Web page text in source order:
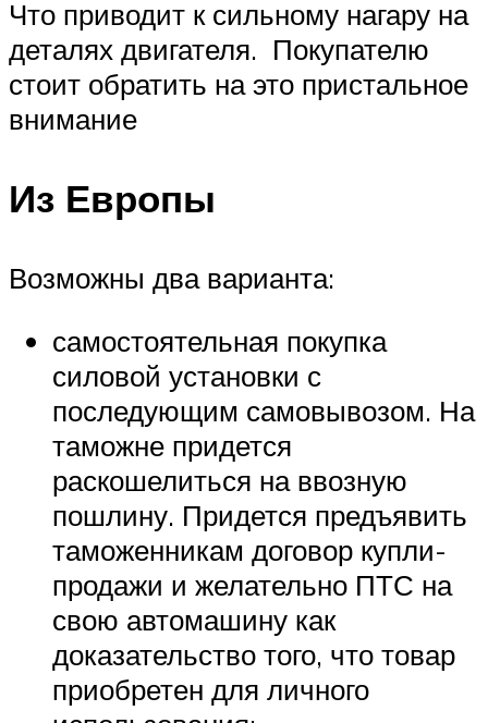
Что приводит к сильному нагару на
деталях двигателя. Покупателю
стоит обратить на это пристальное
внимание
Из Европы
Возможны два варианта:
самостоятельная покупка
силовой установки с
последующим самовывозом. На
таможне придется
раскошелиться на ввозную
пошлину. Придется предъявить
таможенникам договор купли-
продажи и желательно ПТС на
свою автомашину как
доказательство того, что товар
приобретен для личного